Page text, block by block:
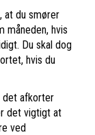
at du smører
måneden, hvis
Du skal dog
hvis du
det afkorter
det vigtigt at
ved